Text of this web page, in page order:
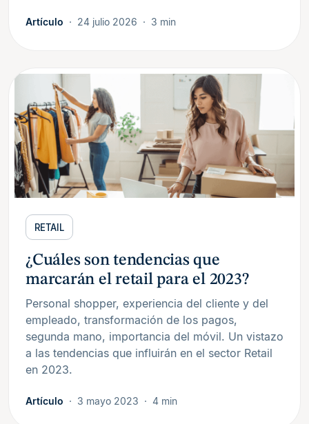
Artículo 24 julio 2026 3 min
RETAIL
¿Cuáles son tendencias que
marcarán el retail para el 2023?
Personal shopper, experiencia del cliente y del
empleado, transformación de los pagos,
segunda mano, importancia del móvil. Un vistazo
a las tendencias que influirán en el sector Retail
en 2023.
Artículo 3 mayo 2023 4 min